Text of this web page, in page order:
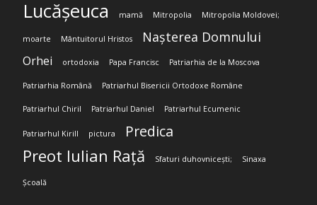
Lucășeuca mamă Mitropolia Mitropolia Moldovei;
moarte Mântuitorul Hristos Nașterea Domnului
Orhei ortodoxia Papa Francisc Patriarhia de la Moscova
Patriarhia Română Patriarhul Bisericii Ortodoxe Române
Patriarhul Chiril Patriarhul Daniel Patriarhul Ecumenic
Patriarhul Kirill pictura Predica
Preot Iulian Rață Sfaturi duhovnicești; Sinaxa
Școală